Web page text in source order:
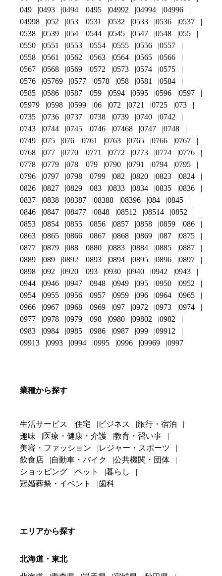
049
0493 0494 0495 04992 04994
04996
04998
052 053 0531 0532 0533 0536
0537
0538
0539 054 0544 0545 0547 0548
055
0550
0551 0553 0554 0555 0556
0557
0558
0561 0562 0563 0564 0565
0566
0567
0568 0569 0572 0573 0574
0575
0576
05769 0577 0578 058 0581
0584
0585
0586 0587 059 0594 0595 0596
0597
05979
0598 0599 06 072 0721 0725
073
0735
0736 0737 0738 0739 0740
0742
0743
0744 0745 0746 07468 0747
0748
0749
075 076 0761 0763 0765 0766
0767
0768
077 0770 0771 0772 0773 0774
0776
0778
0779 078 079 0790 0791 0794
0795
0796
0797 0798 0799 082 0820 0823
0824
0826
0827 0829 083 0833 0834 0835
0836
0837
0838 08387 08388 08396 084
0845
0846
0847 08477 0848 08512 08514
0852
0853
0854 0855 0856 0857 0858 0859
086
0863
0865 0866 0867 0868 0869 087
0875
0877
0879 088 0880 0883 0884 0885
0887
0889
089 0892 0893 0894 0895 0896
0897
0898
092 0920 093 0930 0940 0942
0943
0944
0946 0947 0948 0949 095 0950
0952
0954
0955 0956 0957 0959 096 0964
0965
0966
0967 0968 0969 097 0972 0973
0974
0977
0978 0979 098 0980 09802
0982
0983
0984 0985 0986 0987 099
09912
09913
0993 0994 0995 0996 09969 0997
業種から探す
生活サービス 住宅 ビジネス
旅行・宿泊
趣味
医療・健康・介護
教育・習い事
美容・ファッション
レジャー・スポーツ
飲食店
自動車・バイク
公共機関・団体
ショッピング
ペット
暮らし
冠婚葬祭・イベント
歯科
エリアから探す
北海道・東北